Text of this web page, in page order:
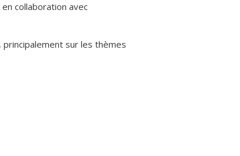
collaboration avec
sur les thèmes